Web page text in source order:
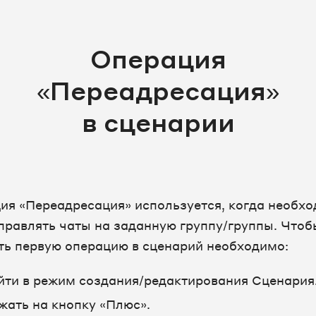
Операция
«Переадресация»
в сценарии
«Переадресация» используется, когда
чаты на заданную группу/группы.
первую операцию в сценарий необходимо:
в режим создания/редактирования
на кнопку «Плюс».